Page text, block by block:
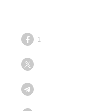
Facebook
1